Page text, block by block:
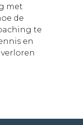
met
de
te
en